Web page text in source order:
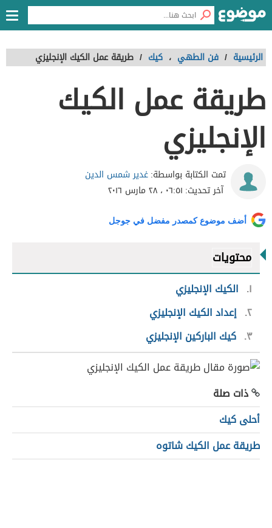
الرئيسية / فن الطهي ، كيك / طريقة عمل الكيك الإنجليزي
طريقة عمل الكيك
الإنجليزي
تمت الكتابة بواسطة:غدير شمس الدين
آخر تحديث: ٠٦:٥١ ، ٢٨ مارس ٢٠١٦
أضف موضوع كمصدر مفضل في جوجل
محتويات
١
الكيك الإنجليزي
٢ إعداد الكيك الإنجليزي
٣ كيك الباركين الإنجليزي
ذات صلة
أحلى كيك
طريقة عمل الكيك شاتوه